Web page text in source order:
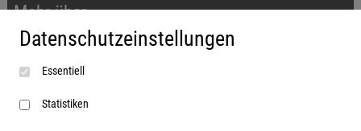
Mehr über...
Impressum
AGB
Datenschutzerklärung
Datenschutzeinstellungen
Essentiell
Statistiken